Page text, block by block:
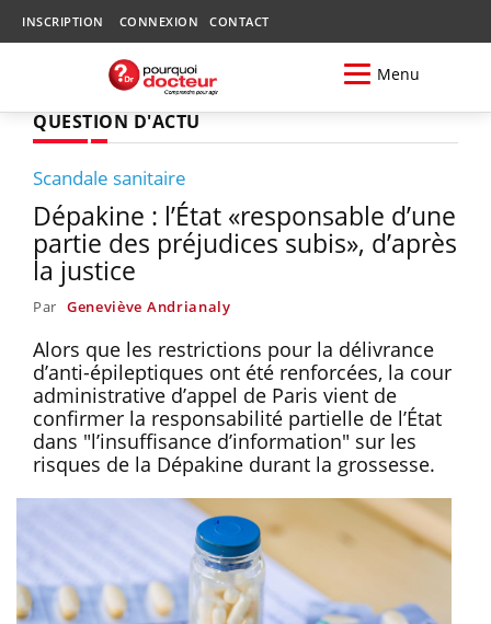
INSCRIPTION CONNEXION CONTACT
Menu
QUESTION D'ACTU
Scandale sanitaire
Dépakine : l’État «responsable d’une
partie des préjudices subis», d’après
la justice
Par Geneviève Andrianaly
Alors que les restrictions pour la délivrance
d’anti-épileptiques ont été renforcées, la cour
administrative d’appel de Paris vient de
confirmer la responsabilité partielle de l’État
dans "l’insuffisance d’information" sur les
risques de la Dépakine durant la grossesse.